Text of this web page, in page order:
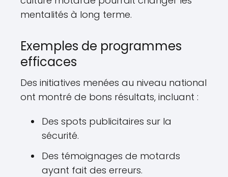
mentalités à long terme.
Exemples de programmes
efficaces
Des initiatives menées au niveau national
ont montré de bons résultats, incluant :
Des spots publicitaires sur la
sécurité.
Des témoignages de motards
ayant fait des erreurs.